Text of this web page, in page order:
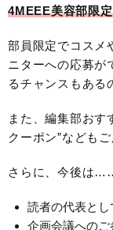
4MEEE美容部限
部員限定でコスメ
ニターへの応募が
るチャンスもあ
また、編集部おす
クーポン”なども
さらに、今後は
読者の代表と
企画会議へのご